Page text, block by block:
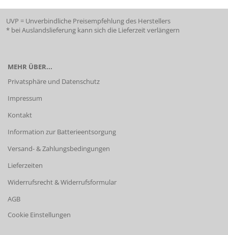
UVP = Unverbindliche Preisempfehlung des Herstellers
* bei Auslandslieferung kann sich die Lieferzeit verlängern
MEHR ÜBER...
Privatsphäre und Datenschutz
Impressum
Kontakt
Information zur Batterieentsorgung
Versand- & Zahlungsbedingungen
Lieferzeiten
Widerrufsrecht & Widerrufsformular
AGB
Cookie Einstellungen